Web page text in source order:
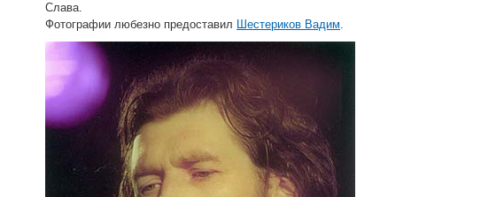
Слава.
Фотографии любезно предоставил Шестериков Вадим.